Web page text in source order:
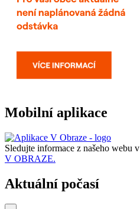
Mobilní aplikace
Sledujte informace z našeho webu v
V OBRAZE.
Aktuální počasí